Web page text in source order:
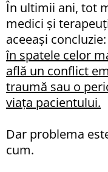
În ultimii ani, tot
medici și
aceeași concluzie:
în spatele celor
află un conflict
traumă sau o
viața pacientului.
Dar problema
cum.